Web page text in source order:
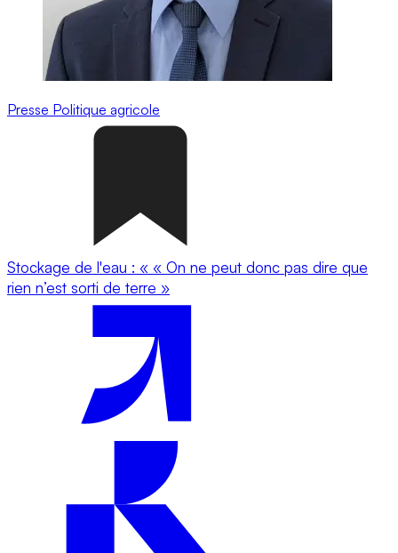
Presse Politique agricole
Stockage de l'eau : « « On ne peut donc pas dire que
rien n’est sorti de terre »